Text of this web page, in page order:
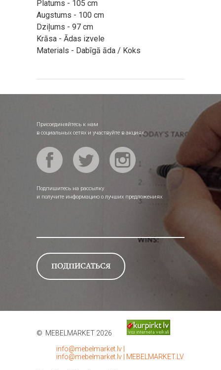
Platums - 105 cm
Augstums - 100 cm
Dziļums - 97 cm
Krāsa - Ādas izvele
Materials - Dabīgā āda / Koks
Присоединяйтесь к нам
в социальных сетях и участвуйте в акциях
Подпишитесь на рассылку
и получите информацию о лучших предложениях
© MEBELMARKET 2026
info@mebelmarket.lv
info@mebelmarket.lv
MEBELMARKET.LV